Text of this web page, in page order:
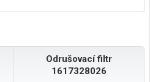
Odrušovací filtr
1617328026